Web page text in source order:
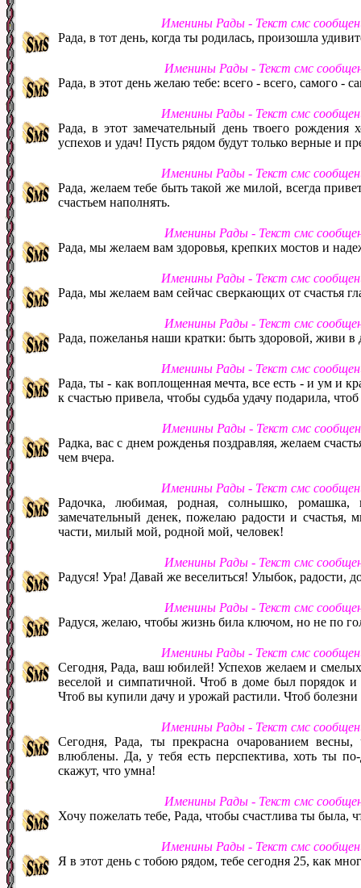
Именины Рады - Текст смс
Рада, в тот день, когда ты родилась, произошла
Именины Рады - Текст смс
Рада, в этот день желаю тебе: всего - всего, самого -
Именины Рады - Текст смс
Рада, в этот замечательный день твоего рождения
успехов и удач! Пусть рядом будут только верные и
Именины Рады - Текст смс
Рада, желаем тебе быть такой же милой, всегда
счастьем наполнять.
Именины Рады - Текст смс
Рада, мы желаем вам здоровья, крепких мостов и
Именины Рады - Текст смс
Рада, мы желаем вам сейчас сверкающих от счастья
Именины Рады - Текст смс
Рада, пожеланья наши кратки: быть здоровой, живи в
Именины Рады - Текст смс
Рада, ты - как воплощенная мечта, все есть - и ум и
к счастью привела, чтобы судьба удачу подарила,
Именины Рады - Текст смс
Радка, вас с днем рожденья поздравляя, желаем
чем вчера.
Именины Рады - Текст смс
Радочка, любимая, родная, солнышко,
замечательный денек, пожелаю радости и счастья,
части, милый мой, родной мой, человек!
Именины Рады - Текст смс
Радуся! Ура! Давай же веселиться! Улыбок, радости,
Именины Рады - Текст смс
Радуся, желаю, чтобы жизнь била ключом, но не по
Именины Рады - Текст смс
Сегодня, Рада, ваш юбилей! Успехов желаем и
веселой и симпатичной. Чтоб в доме был порядок
Чтоб вы купили дачу и урожай растили. Чтоб
Именины Рады - Текст смс
Сегодня, Рада, ты прекрасна очарованием
влюблены. Да, у тебя есть перспектива, хоть ты
скажут, что умна!
Именины Рады - Текст смс
Хочу пожелать тебе, Рада, чтобы счастлива ты была,
Именины Рады - Текст смс
Я в этот день с тобою рядом, тебе сегодня 25, как